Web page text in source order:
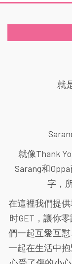
就
就像Thank
Sarang和
字，
在這裡我們提
时GET，讓你
們一起互愛互
一起在生活中